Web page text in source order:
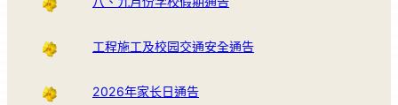
工程施工及校园交通安全通告
2026年家长日通告